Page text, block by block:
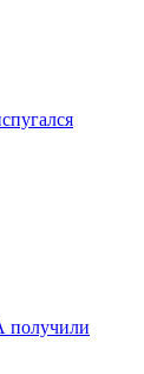
получили